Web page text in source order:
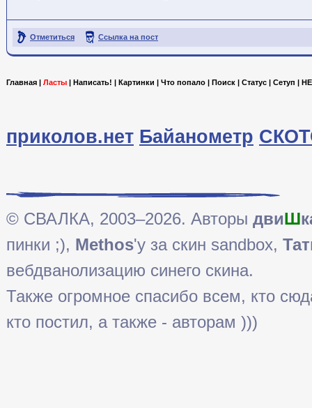
Отметиться Ссылка на пост
Главная | Ласты | Написать! | Картинки | Что попало | Поиск | Статус | Сетуп |
приколов.нет Байанометр
© СВАЛКА, 2003–2026. Авторы двиШ
пинки ;), Methos'у за скин sandbox,
вебдванолизацию синего скина.
Также огромное спасибо всем, кто
кто постил, а также - авторам )))